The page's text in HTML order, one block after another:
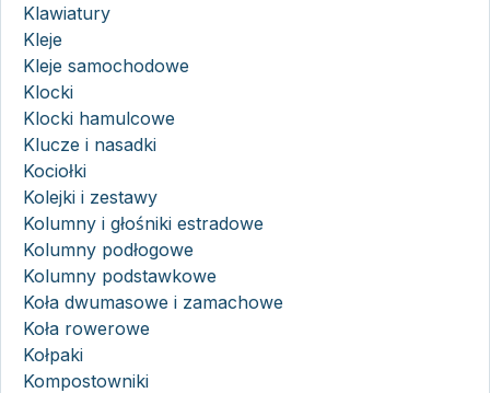
Klawiatury
Kleje
Kleje samochodowe
Klocki
Klocki hamulcowe
Klucze i nasadki
Kociołki
Kolejki i zestawy
Kolumny i głośniki estradowe
Kolumny podłogowe
Kolumny podstawkowe
Koła dwumasowe i zamachowe
Koła rowerowe
Kołpaki
Kompostowniki